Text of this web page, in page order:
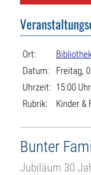
Ort:
Datum:
Freitag,
Uhrzeit: 15:00
Rubrik:
Kinder &
Bunter
Jubiläum 30